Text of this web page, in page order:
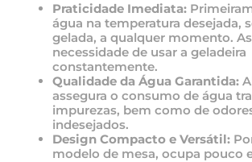
Praticidade Imediata:
água na temperatura desejada,
gelada, a qualquer momento.
necessidade de usar a geladeira
constantemente.
Qualidade da Água Garantida:
assegura o consumo de água
impurezas, bem como de
indesejados.
Design Compacto e Versátil:
modelo de mesa, ocupa pouco